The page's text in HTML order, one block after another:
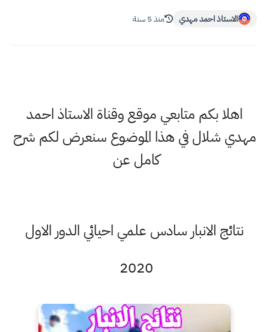
الاستاذ احمد مهدي منذ 5 سنة
اهلا بكم متابعي موقع وقناة الاستاذ احمد
مهدي شلال في هذا الموضوع سنعرض لكم شرح
كامل عن
نتائج الانبار سادس علمي احيائي الدور الاول
2020